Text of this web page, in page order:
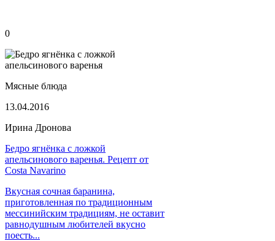
0
Мясные блюда
13.04.2016
Ирина Дронова
Бедро ягнёнка с ложкой
апельсинового варенья. Рецепт от
Costa Navarino
Вкусная сочная баранина,
приготовленная по традиционным
мессинийским традициям, не оставит
равнодушным любителей вкусно
поесть...